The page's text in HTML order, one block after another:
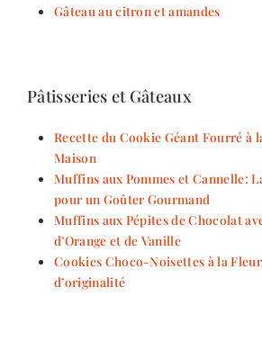
Gâteau au citron et amandes
Pâtisseries et Gâteaux
Recette du Cookie Géant Fourré à
Maison
Muffins aux Pommes et Cannelle:
pour un Goûter Gourmand
Muffins aux Pépites de Chocolat
d’Orange et de Vanille
Cookies Choco-Noisettes à la
d’originalité